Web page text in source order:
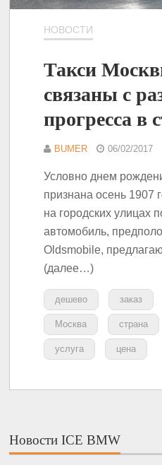
НОВОСТИ
Такси
связаны с
прогресса в
BUMER 06/02/2017
Условно днем
признана осень 1907
на городских улицах
автомобиль,
Oldsmobile,
(далее…)
дешево заказ
Москва страна
услуга цена
Новости ICE BMW